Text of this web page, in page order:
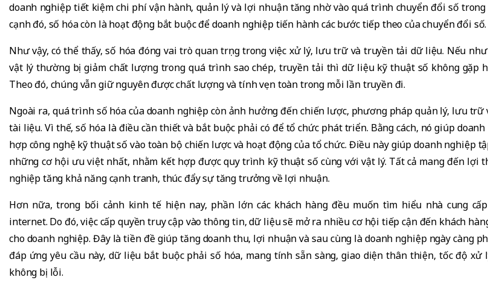
doanh nghiệp tiết kiệm chi phí vận hành, quản lý và lợi nhuận tăng nhờ vào quá trình chuyển đổi số trong
cạnh đó, số hóa còn là hoạt động bắt buộc để doanh nghiệp tiến hành các bước tiếp theo của chuyển đổi số.
Như vậy, có thể thấy, số hóa đóng vai trò quan trọng trong việc xử lý, lưu trữ và truyền tải dữ liệu. Nếu
vật lý thường bị giảm chất lượng trong quá trình sao chép, truyền tải thì dữ liệu kỹ thuật số không gặp
Theo đó, chúng vẫn giữ nguyên được chất lượng và tính vẹn toàn trong mỗi lần truyền đi.
Ngoài ra, quá trình số hóa của doanh nghiệp còn ảnh hưởng đến chiến lược, phương pháp quản lý, lưu trữ
tài liệu. Vì thế, số hóa là điều cần thiết và bắt buộc phải có để tổ chức phát triển. Bằng cách, nó giúp
hợp công nghệ kỹ thuật số vào toàn bộ chiến lược và hoạt động của tổ chức. Điều này giúp doanh nghiệp
những cơ hội ưu việt nhất, nhằm kết hợp được quy trình kỹ thuật số cùng với vật lý. Tất cả mang đến lợi
nghiệp tăng khả năng cạnh tranh, thúc đẩy sự tăng trưởng về lợi nhuận.
Hơn nữa, trong bối cảnh kinh tế hiện nay, phần lớn các khách hàng đều muốn tìm hiểu nhà cung
internet. Do đó, việc cấp quyền truy cập vào thông tin, dữ liệu sẽ mở ra nhiều cơ hội tiếp cận đến khách
cho doanh nghiệp. Đây là tiền đề giúp tăng doanh thu, lợi nhuận và sau cùng là doanh nghiệp ngày càng
đáp ứng yêu cầu này, dữ liệu bắt buộc phải số hóa, mang tính sẵn sàng, giao diện thân thiện, tốc độ xử
không bị lỗi.